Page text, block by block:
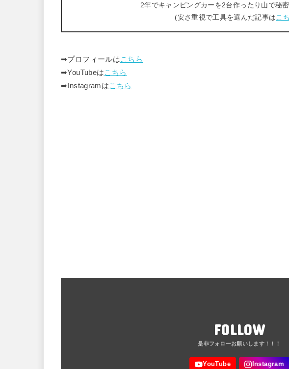
2年でキャンピングカーを2台作ったり山で秘密
(安さ重視で工具を選んだ記事はこ
➡︎プロフィールはこちら
➡︎YouTubeはこちら
➡︎Instagramはこちら
FOLLOW